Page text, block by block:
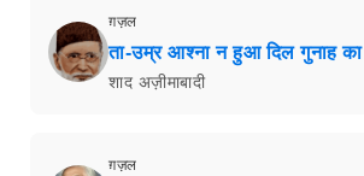
ग़ज़ल
ता-उम्र आश्ना न हुआ दिल गुनाह का
शाद अज़ीमाबादी
ग़ज़ल